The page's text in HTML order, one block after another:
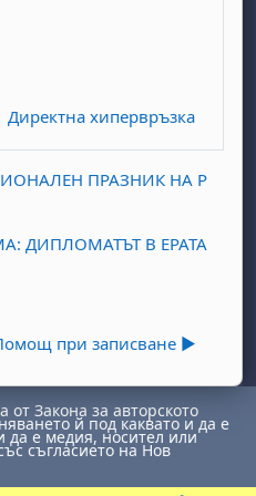
Директна хипервръзка
ПРАЗНИК НА Р
ДИПЛОМАТЪТ В ЕРАТА
при записване ▶︎
Закона за авторското
й под каквато и да е
да е медия, носител или
съгласието на Нов